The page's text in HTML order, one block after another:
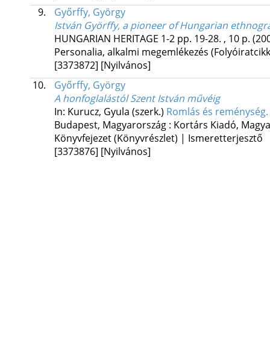
9.
Győrffy, György
István Györffy, a pioneer of Hungarian
HUNGARIAN HERITAGE 1-2 pp. 19-28. , 10 p.
Personalia, alkalmi megemlékezés
[3373872] [Nyilvános]
10.
Győrffy, György
A honfoglalástól Szent István művéig
In: Kurucz, Gyula (szerk.) Romlás és
Budapest, Magyarország : Kortárs Kiadó,
Könyvfejezet (Könyvrészlet) | Ismeretterjesztő
[3373876] [Nyilvános]